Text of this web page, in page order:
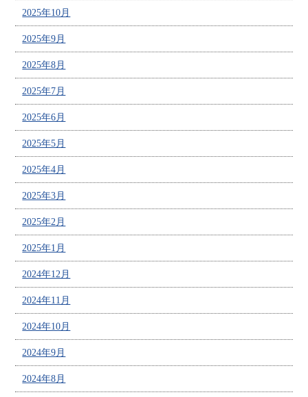
2025年10月
2025年9月
2025年8月
2025年7月
2025年6月
2025年5月
2025年4月
2025年3月
2025年2月
2025年1月
2024年12月
2024年11月
2024年10月
2024年9月
2024年8月